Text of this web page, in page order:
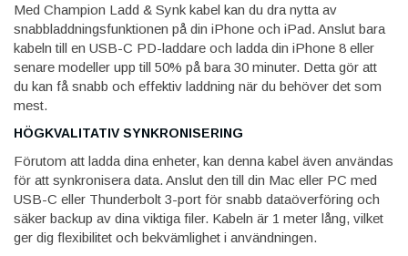
Med Champion Ladd & Synk kabel kan du dra nytta av
snabbladdningsfunktionen på din iPhone och iPad. Anslut bara
kabeln till en USB-C PD-laddare och ladda din iPhone 8 eller
senare modeller upp till 50% på bara 30 minuter. Detta gör att
du kan få snabb och effektiv laddning när du behöver det som
mest.
HÖGKVALITATIV SYNKRONISERING
Förutom att ladda dina enheter, kan denna kabel även användas
för att synkronisera data. Anslut den till din Mac eller PC med
USB-C eller Thunderbolt 3-port för snabb dataöverföring och
säker backup av dina viktiga filer. Kabeln är 1 meter lång, vilket
ger dig flexibilitet och bekvämlighet i användningen.